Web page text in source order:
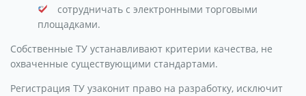
сотрудничать с электронными торговыми
площадками.
Собственные ТУ устанавливают критерии качества, не
охваченные существующими стандартами.
Регистрация ТУ узаконит право на разработку, исключит